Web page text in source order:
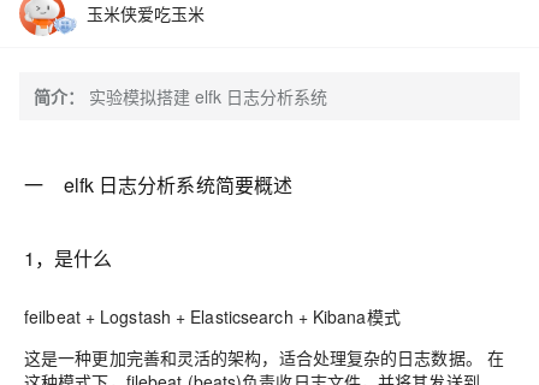
玉米侠爱吃玉米
简介： 实验模拟搭建 elfk 日志分析系统
一 elfk 日志分析系统简要概述
1，是什么
feilbeat + Logstash + Elasticsearch + Kibana模式
这是一种更加完善和灵活的架构，适合处理复杂的日志数据。 在